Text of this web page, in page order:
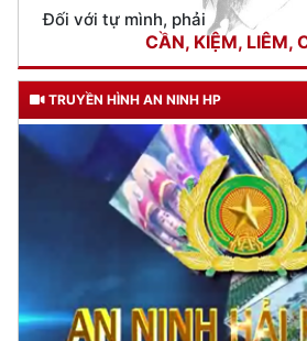
THÂN ÁI GIÚP
Đối với chính phủ, phải
TUYỆT ĐỐI TRUNG
Đối với nhân dân, phải
KÍNH TRỌNG LỄ
Đối với công việc, phải
TẬN TỤY
Đối với địch, phải
CƯƠNG QUYẾT,
Trích thư Chủ tịch Hồ
gửi Công an Khu
TRUYỀN HÌNH AN NINH HP